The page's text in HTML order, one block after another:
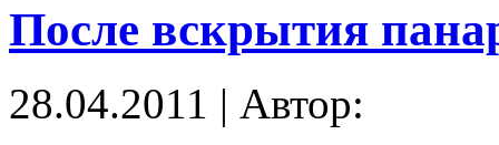
После вскрытия
28.04.2011 | Автор: